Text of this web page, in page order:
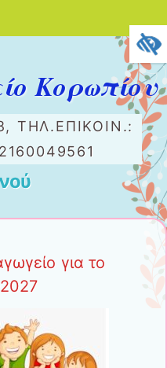
Κορωπίου
ΤΗΛ.ΕΠΙΚΟΙΝ.:
για το